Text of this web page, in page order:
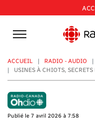
au
contenu
principal
ACCUEIL RADIO - AUDIO
USINES À CHIOTS,
Publié le 7 avril 2026 à 7:58